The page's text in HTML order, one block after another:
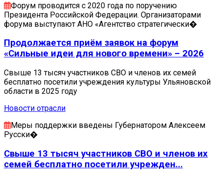
Форум проводится с 2020 года по поручению
Президента Российской Федерации. Организаторами
форума выступают АНО «Агентство стратегически�
Продолжается приём заявок на форум
«Сильные идеи для нового времени» – 2026
Свыше 13 тысяч участников СВО и членов их семей
бесплатно посетили учреждения культуры Ульяновской
области в 2025 году
Новости отрасли
Меры поддержки введены Губернатором Алексеем
Русски�
Свыше 13 тысяч участников СВО и членов их
семей бесплатно посетили учрежден...